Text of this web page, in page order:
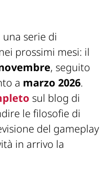
serie di
prossimi mesi: il
, seguito
a marzo 2026.
sul blog di
le filosofie di
del gameplay
in arrivo la